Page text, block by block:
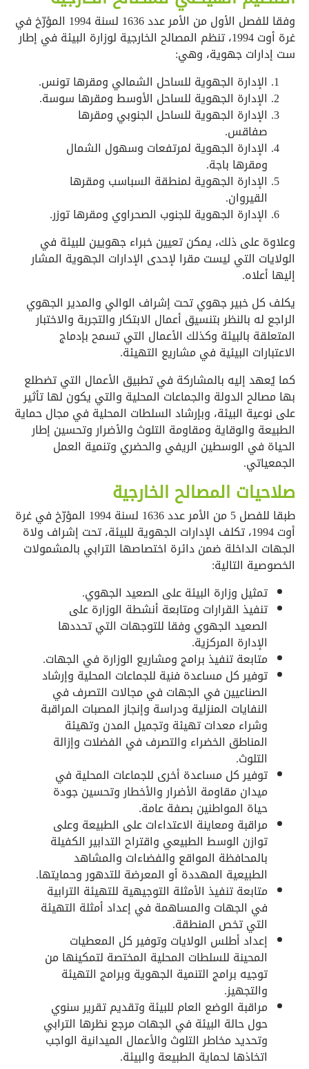
وفقا للفصل الأول من الأمر عدد 1636 لسنة 1994 المؤرّخ في
غرة أوت 1994، تنظم المصالح الخارجية لوزارة البيئة في إطار
ست إدارات جهوية، وهي:
الإدارة الجهوية للساحل الشمالي ومقرها تونس.
الإدارة الجهوية للساحل الأوسط ومقرها سوسة.
الإدارة الجهوية للساحل الجنوبي ومقرها
صفاقس.
الإدارة الجهوية لمرتفعات وسهول الشمال
ومقرها باجة.
الإدارة الجهوية لمنطقة السباسب ومقرها
القيروان.
الإدارة الجهوية للجنوب الصحراوي ومقرها توزر.
وعلاوة على ذلك، يمكن تعيين خبراء جهويين للبيئة في
الولايات التي ليست مقرا لإحدى الإدارات الجهوية المشار
إليها أعلاه.
يكلف كل خبير جهوي تحت إشراف الوالي والمدير الجهوي
الراجع له بالنظر بتنسيق أعمال الابتكار والتجربة والاختبار
المتعلقة بالبيئة وكذلك الأعمال التي تسمح بإدماج
الاعتبارات البيئية في مشاريع التهيئة.
كما يُعهد إليه بالمشاركة في تطبيق الأعمال التي تضطلع
بها مصالح الدولة والجماعات المحلية والتي يكون لها تأثير
على نوعية البيئة، وبإرشاد السلطات المحلية في مجال حماية
الطبيعة والوقاية ومقاومة التلوث والأضرار وتحسين إطار
الحياة في الوسطين الريفي والحضري وتنمية العمل
الجمعياتي.
صلاحيات المصالح الخارجية
طبقا للفصل 5 من الأمر عدد 1636 لسنة 1994 المؤرّخ في غرة
أوت 1994، تكلف الإدارات الجهوية للبيئة، تحت إشراف ولاة
الجهات الداخلة ضمن دائرة اختصاصها الترابي بالمشمولات
الخصوصية التالية:
تمثيل وزارة البيئة على الصعيد الجهوي.
تنفيذ القرارات ومتابعة أنشطة الوزارة على
الصعيد الجهوي وفقا للتوجهات التي تحددها
الإدارة المركزية.
متابعة تنفيذ برامج ومشاريع الوزارة في الجهات.
توفير كل مساعدة فنية للجماعات المحلية وإرشاد
الصناعيين في الجهات في مجالات التصرف في
النفايات المنزلية ودراسة وإنجاز المصبات المراقبة
وشراء معدات تهيئة وتجميل المدن وتهيئة
المناطق الخضراء والتصرف في الفضلات وإزالة
التلوث.
توفير كل مساعدة أخرى للجماعات المحلية في
ميدان مقاومة الأضرار والأخطار وتحسين جودة
حياة المواطنين بصفة عامة.
مراقبة ومعاينة الاعتداءات على الطبيعة وعلى
توازن الوسط الطبيعي واقتراح التدابير الكفيلة
بالمحافظة المواقع والفضاءات والمشاهد
الطبيعية المهددة أو المعرضة للتدهور وحمايتها.
متابعة تنفيذ الأمثلة التوجيهية للتهيئة الترابية
في الجهات والمساهمة في إعداد أمثلة التهيئة
التي تخص المنطقة.
إعداد أطلس الولايات وتوفير كل المعطيات
المحينة للسلطات المحلية المختصة لتمكينها من
توجيه برامج التنمية الجهوية وبرامج التهيئة
والتجهيز.
مراقبة الوضع العام للبيئة وتقديم تقرير سنوي
حول حالة البيئة في الجهات مرجع نظرها الترابي
وتحديد مخاطر التلوث والأعمال الميدانية الواجب
اتخاذها لحماية الطبيعة والبيئة.